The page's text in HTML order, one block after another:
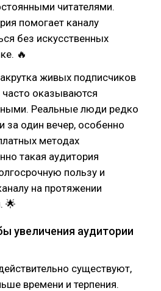
читателями.
помогает каналу
без искусственных
🔥
живых подписчиков
оказываются
Реальные люди редко
за один вечер, особенно
методах
такая аудитория
пользу и
на протяжении
🌟
увеличения аудитории
существуют,
времени и терпения.